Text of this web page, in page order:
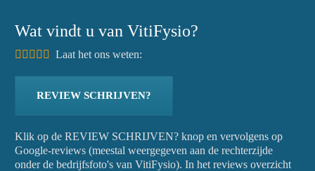
Wat vindt u van VitiFysio?
Laat het ons weten:
REVIEW SCHRIJVEN?
Klik op de REVIEW SCHRIJVEN? knop en vervolgens op
Google-reviews (meestal weergegeven aan de rechterzijde
onder de bedrijfsfoto's van VitiFysio). In het reviews overzicht